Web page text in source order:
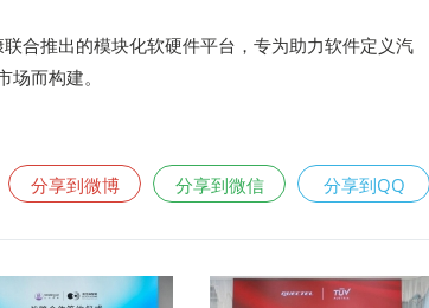
合推出的模块化软硬件平台，专为助力软件定义汽
而构建。
分享到微博 分享到微信 分享到QQ